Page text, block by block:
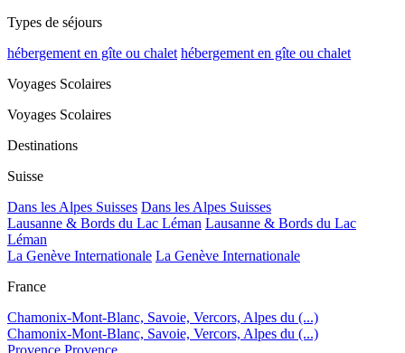
Types de séjours
hébergement en gîte ou chalet hébergement en gîte ou chalet
Voyages Scolaires
Voyages Scolaires
Destinations
Suisse
Dans les Alpes Suisses Dans les Alpes Suisses
Lausanne & Bords du Lac Léman Lausanne & Bords du Lac
Léman
La Genève Internationale La Genève Internationale
France
Chamonix-Mont-Blanc, Savoie, Vercors, Alpes du (...)
Chamonix-Mont-Blanc, Savoie, Vercors, Alpes du (...)
Provence Provence